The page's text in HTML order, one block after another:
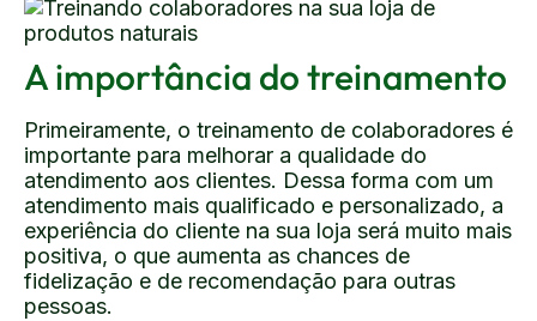
A importância do treinamento
Primeiramente, o treinamento de colaboradores é
importante para melhorar a qualidade do
atendimento aos clientes. Dessa forma com um
atendimento mais qualificado e personalizado, a
experiência do cliente na sua loja será muito mais
positiva, o que aumenta as chances de
fidelização e de recomendação para outras
pessoas.